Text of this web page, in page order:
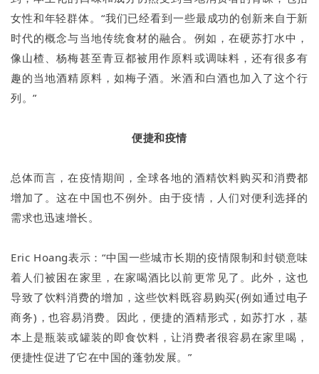
女性和年轻群体。“我们已经看到一些最成功的创新来自于新
时代的概念与当地传统食材的融合。例如，在硬苏打水中，
像山楂、杨梅甚至青豆都被用作原料或调味料，还有很多有
趣的当地酒精原料，如梅子酒。米酒和白酒也加入了这个行
列。”
便捷和疫情
总体而言，在疫情期间，全球各地的酒精饮料购买和消费都
增加了。这在中国也不例外。由于疫情，人们对便利选择的
需求也迅速增长。
Eric Hoang表示：“中国一些城市长期的疫情限制和封锁意味
着人们被困在家里，在家喝酒比以前更常见了。此外，这也
导致了饮料消费的增加，这些饮料既容易购买(例如通过电子
商务)，也容易消费。因此，便捷的酒精形式，如苏打水，基
本上是瓶装或罐装的即食饮料，让消费者很容易在家里喝，
便捷性促进了它在中国的蓬勃发展。”